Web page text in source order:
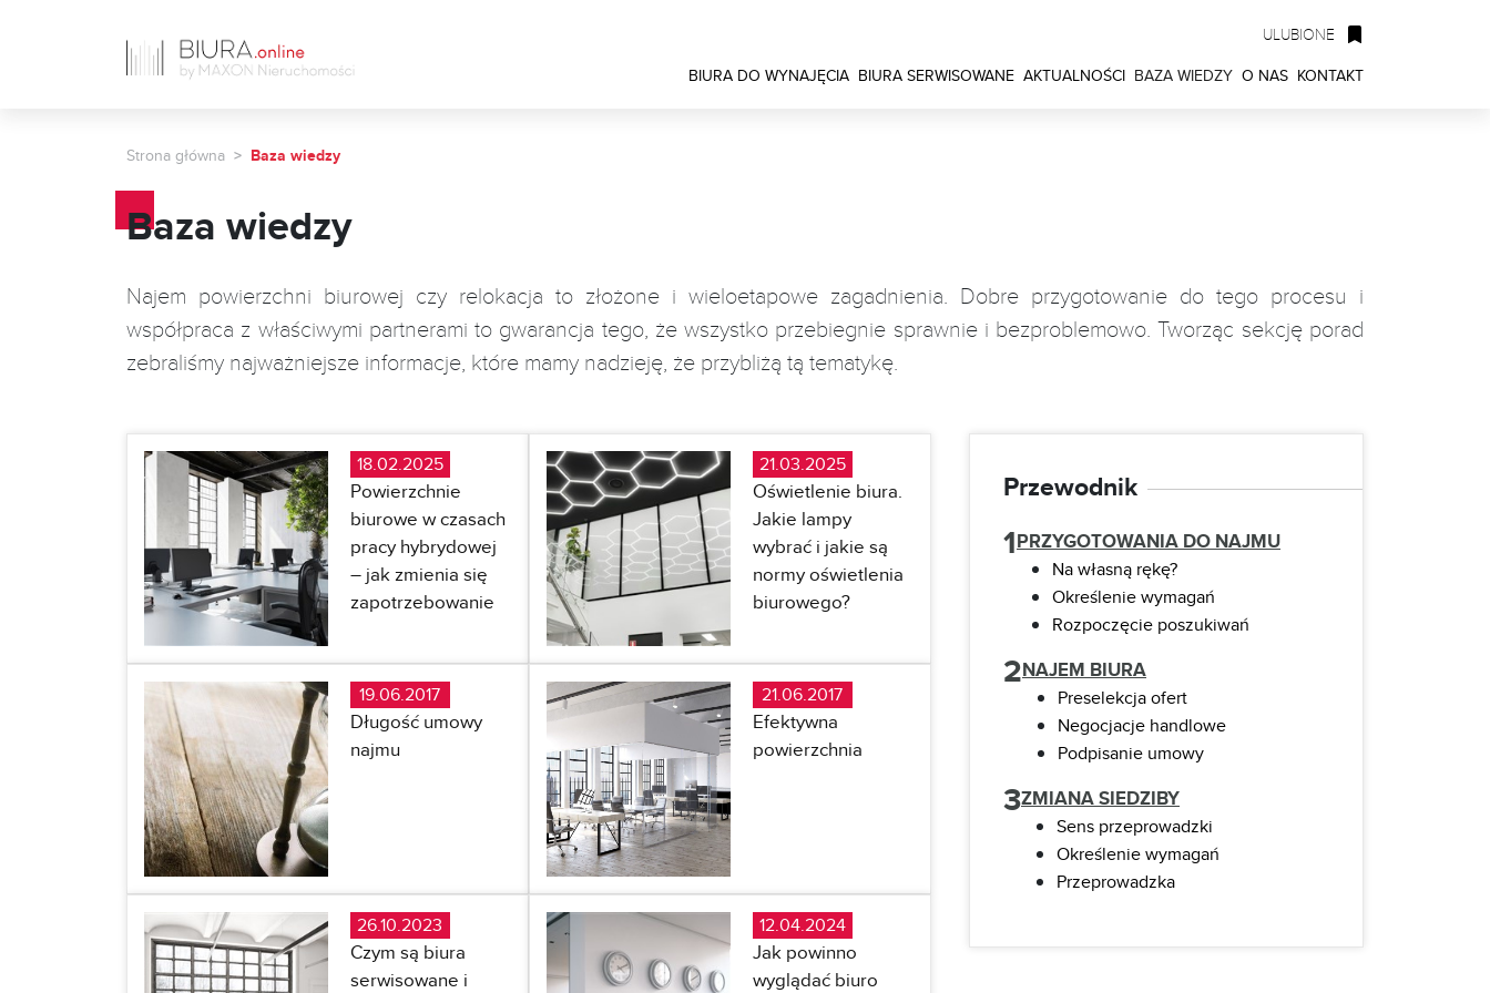
ULUBIONE
BIURA DO WYNAJĘCIA BIURA SERWISOWANE AKTUALNOŚCI BAZA WIEDZY O NAS KONTAKT
Strona główna Baza wiedzy
Baza wiedzy
Najem powierzchni biurowej czy relokacja to złożone i wieloetapowe zagadnienia. Dobre przygotowanie do tego procesu i
współpraca z właściwymi partnerami to gwarancja tego, że wszystko przebiegnie sprawnie i bezproblemowo. Tworząc sekcję porad
zebraliśmy najważniejsze informacje, które mamy nadzieję, że przybliżą tą tematykę.
18.02.2025
Powierzchnie
biurowe w czasach
pracy hybrydowej
– jak zmienia się
zapotrzebowanie
21.03.2025
Oświetlenie biura.
Jakie lampy
wybrać i jakie są
normy oświetlenia
biurowego?
19.06.2017
Długość umowy
najmu
21.06.2017
Efektywna
powierzchnia
26.10.2023
Czym są biura
serwisowane i
12.04.2024
Jak powinno
wyglądać biuro
Przewodnik
1PRZYGOTOWANIA DO NAJMU
Na własną rękę?
Określenie wymagań
Rozpoczęcie poszukiwań
2NAJEM BIURA
Preselekcja ofert
Negocjacje handlowe
Podpisanie umowy
3ZMIANA SIEDZIBY
Sens przeprowadzki
Określenie wymagań
Przeprowadzka